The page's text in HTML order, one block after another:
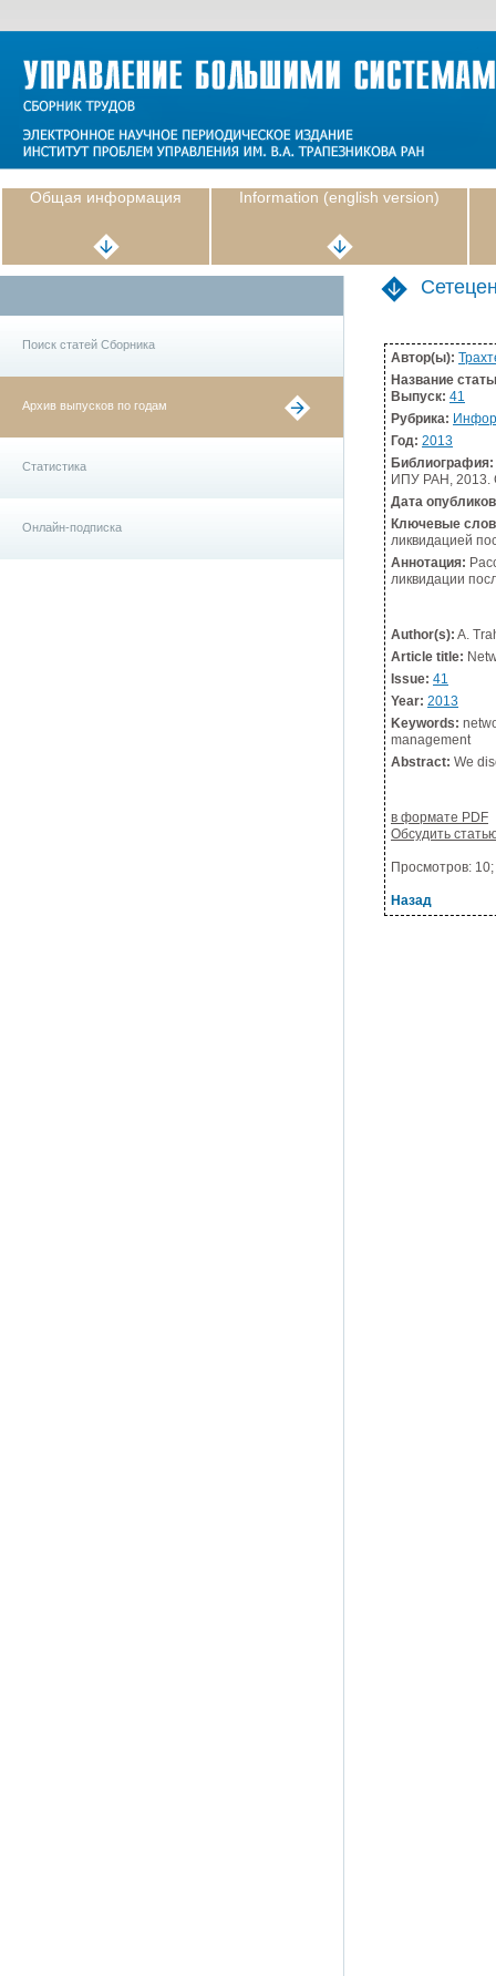
Общая информация Information (english version)
Поиск статей Сборника
Архив выпусков по годам
Статистика
Онлайн-подписка
Автор(ы):
Название
Выпуск: 41
Рубрика:
Год: 2013
Библиография:
ИПУ РАН, 2013.
Дата
Ключевые
ликвидацией
Аннотация:
ликвидации
Author(s): A.
Article title:
Issue: 41
Year: 2013
Keywords:
management
Abstract: We
в формате PDF
Обсудить
Просмотров: 10;
Назад